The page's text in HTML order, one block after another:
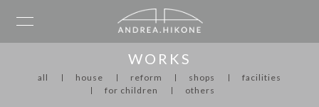
WORKS
all house reform shops
facilities
for children
others